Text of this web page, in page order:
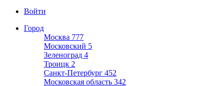
Войти
Город
Москва 777
Московский 5
Зеленоград 4
Троицк 2
Санкт-Петербург 452
Московская область 342